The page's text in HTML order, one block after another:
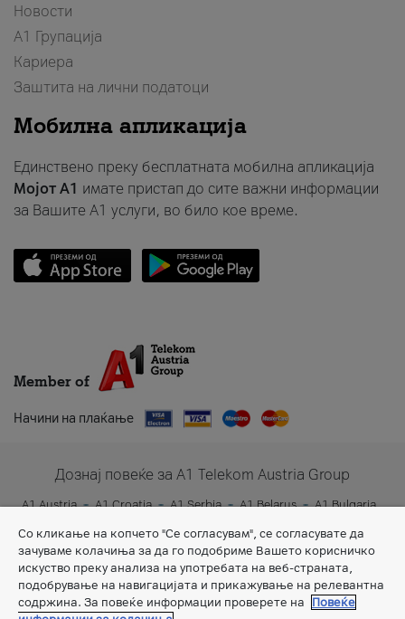
Новости
А1 Групација
Кариера
Заштита на лични податоци
Мобилна апликација
Единствено преку бесплатната мобилна апликација
Мојот A1 имате пристап до сите важни информации
за Вашите A1 услуги, во било кое време.
Member of
Начини на плаќање
Дознај повеќе за A1 Telekom Austria Group
A1 Austria A1 Croatia A1 Serbia A1 Belarus
A1 Bulgaria
Со кликање на копчето "Се согласувам", се согласувате да
зачуваме колачиња за да го подобриме Вашето корисничко
искуство преку анализа на употребата на веб-страната,
подобрување на навигацијата и прикажување на релевантна
содржина. За повеќе информации проверете на
Повеќе